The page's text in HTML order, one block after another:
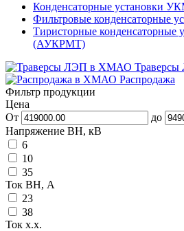
Конденсаторные установки
Фильтровые конденсаторные
Тиристорные конденсаторные
(АУКРМТ)
Распродажа
Фильтр продукции
Цена
От
до
Напряжение ВН, кВ
6
10
35
Ток ВН, А
23
38
Ток х.х.